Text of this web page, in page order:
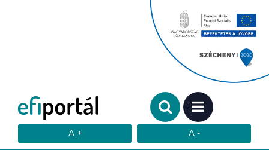
Keresendő szó:
MENÜ